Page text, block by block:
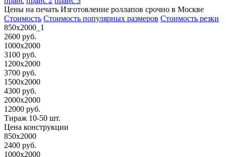
Цены на печать Изготовление роллапов срочно в Москве
Стоимость Стоимость популярных размеров Стоимость резки
850х2000_1
2600 руб.
1000х2000
3100 руб.
1200х2000
3700 руб.
1500х2000
4300 руб.
2000х2000
12000 руб.
Тираж 10-50 шт.
Цена конструкции
850х2000
2400 руб.
1000х2000